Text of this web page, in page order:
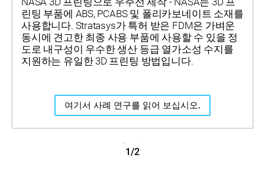
린팅 부품에 ABS, PCABS 및 폴리카보네이트 소재를
사용합니다. Stratasys가 특허 받은 FDM은 가벼운
동시에 견고한 최종 사용 부품에 사용할 수 있을 정
도로 내구성이 우수한 생산 등급 열가소성 수지를
지원하는 유일한 3D 프린팅 방법입니다.
여기서 사례 연구를 읽어 보십시오.
1/2